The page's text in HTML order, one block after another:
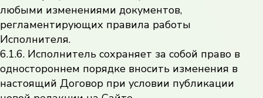
любыми изменениями документов,
регламентирующих правила работы
Исполнителя.
6.1.6. Исполнитель сохраняет за собой право в
одностороннем порядке вносить изменения в
настоящий Договор при условии публикации